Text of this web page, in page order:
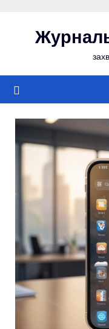
содержимому